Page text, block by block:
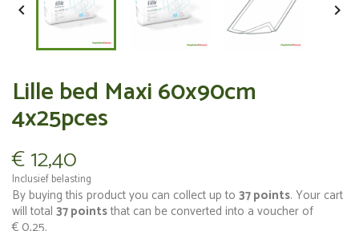
 
Lille bed Maxi 60x90cm
4x25pces
€ 12,40
Inclusief belasting
By buying this product you can collect up to 37points. Your cart
will total 37pointsthat can be converted into a voucher of